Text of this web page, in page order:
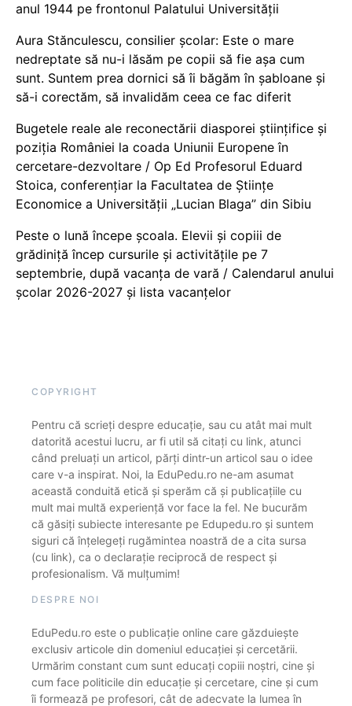
anul 1944 pe frontonul Palatului Universității
Aura Stănculescu, consilier școlar: Este o mare
nedreptate să nu-i lăsăm pe copii să fie așa cum
sunt. Suntem prea dornici să îi băgăm în șabloane și
să-i corectăm, să invalidăm ceea ce fac diferit
Bugetele reale ale reconectării diasporei științifice și
poziția României la coada Uniunii Europene în
cercetare-dezvoltare / Op Ed Profesorul Eduard
Stoica, conferențiar la Facultatea de Științe
Economice a Universității „Lucian Blaga” din Sibiu
Peste o lună începe școala. Elevii și copiii de
grădiniță încep cursurile și activitățile pe 7
septembrie, după vacanța de vară / Calendarul anului
școlar 2026-2027 și lista vacanțelor
COPYRIGHT
Pentru că scrieți despre educație, sau cu atât mai mult
datorită acestui lucru, ar fi util să citați cu link, atunci
când preluați un articol, părți dintr-un articol sau o idee
care v-a inspirat. Noi, la EduPedu.ro ne-am asumat
această conduită etică și sperăm că și publicațiile cu
mult mai multă experiență vor face la fel. Ne bucurăm
că găsiți subiecte interesante pe Edupedu.ro și suntem
siguri că înțelegeți rugămintea noastră de a cita sursa
(cu link), ca o declarație reciprocă de respect și
profesionalism. Vă mulțumim!
DESPRE NOI
EduPedu.ro este o publicație online care găzduiește
exclusiv articole din domeniul educației și cercetării.
Urmărim constant cum sunt educați copiii noștri, cine și
cum face politicile din educație și cercetare, cine și cum
îi formează pe profesori, cât de adecvate la lumea în